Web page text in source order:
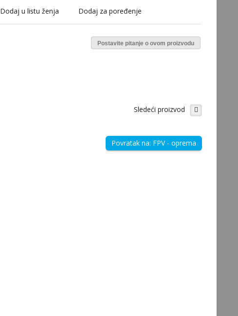
Dodaj u listu ženja Dodaj za poređenje
Postavite pitanje o ovom proizvodu
Sledeći proizvod
Povratak na: FPV - oprema